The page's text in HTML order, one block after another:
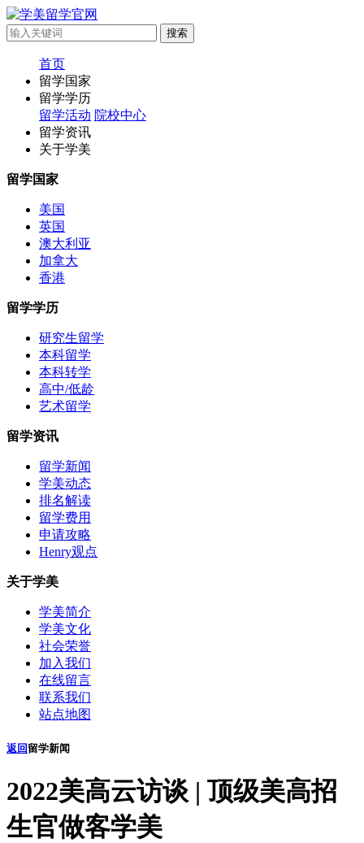
首页
留学国家
留学学历
留学活动 院校中心
留学资讯
关于学美
留学国家
美国
英国
澳大利亚
加拿大
香港
留学学历
研究生留学
本科留学
本科转学
高中/低龄
艺术留学
留学资讯
留学新闻
学美动态
排名解读
留学费用
申请攻略
Henry观点
关于学美
学美简介
学美文化
社会荣誉
加入我们
在线留言
联系我们
站点地图
返回 留学新闻
2022美高云访谈 | 顶级美高招
生官做客学美